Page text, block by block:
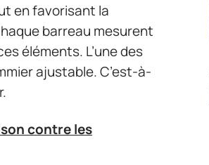
en favorisant la
barreau mesurent
éléments. L’une des
ajustable. C’est-à-
contre les